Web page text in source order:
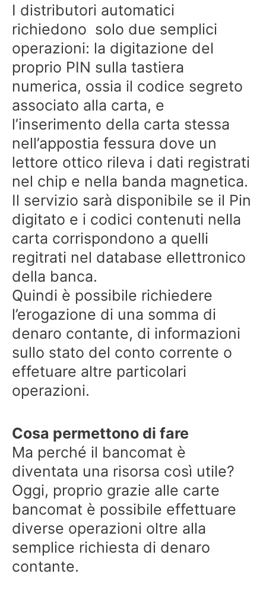
I distributori automatici
richiedono solo due semplici
operazioni: la digitazione del
proprio PIN sulla tastiera
numerica, ossia il codice segreto
associato alla carta, e
l’inserimento della carta stessa
nell’appostia fessura dove un
lettore ottico rileva i dati registrati
nel chip e nella banda magnetica.
Il servizio sarà disponibile se il Pin
digitato e i codici contenuti nella
carta corrispondono a quelli
regitrati nel database ellettronico
della banca.
Quindi è possibile richiedere
l’erogazione di una somma di
denaro contante, di informazioni
sullo stato del conto corrente o
effetuare altre particolari
operazioni.
Cosa permettono di fare
Ma perché il bancomat è
diventata una risorsa così utile?
Oggi, proprio grazie alle carte
bancomat è possibile effettuare
diverse operazioni oltre alla
semplice richiesta di denaro
contante.